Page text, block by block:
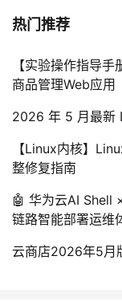
热门推荐
【实验操作指导
商品管理Web应用
2026 年 5 月最新
【Linux内核】
整修复指南
🤖 华为云AI Shell
链路智能部署运维
云商店2026年5月